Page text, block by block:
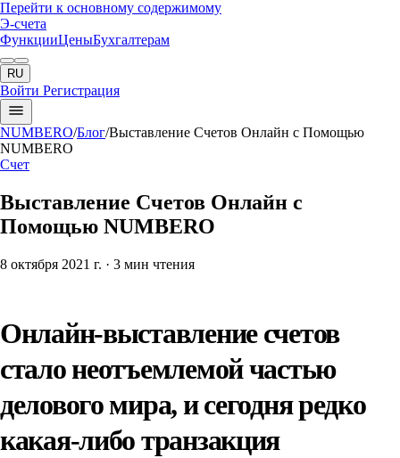
Перейти к основному содержимому
Э-счета
ФункцииЦеныБухгалтерам
RU
Войти Регистрация
NUMBERO/Блог/Выставление Счетов Онлайн с Помощью
NUMBERO
Счет
Выставление Счетов Онлайн с
Помощью NUMBERO
8 октября 2021 г. · 3 мин чтения
Онлайн-выставление счетов
стало неотъемлемой частью
делового мира, и сегодня редко
какая-либо транзакция